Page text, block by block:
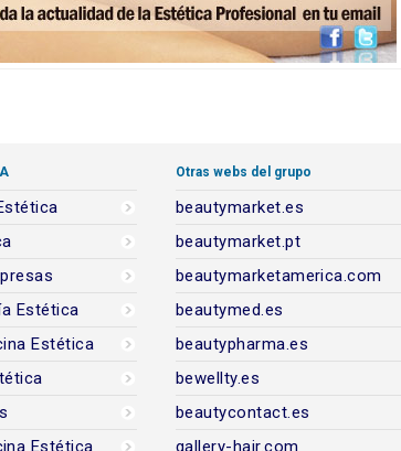
Estética
Estética
Estética
Otras webs del grupo
beautymarket.es
beautymarket.pt
beautymarketamerica.com
beautymed.es
beautypharma.es
bewellty.es
beautycontact.es
gallery-hair.com